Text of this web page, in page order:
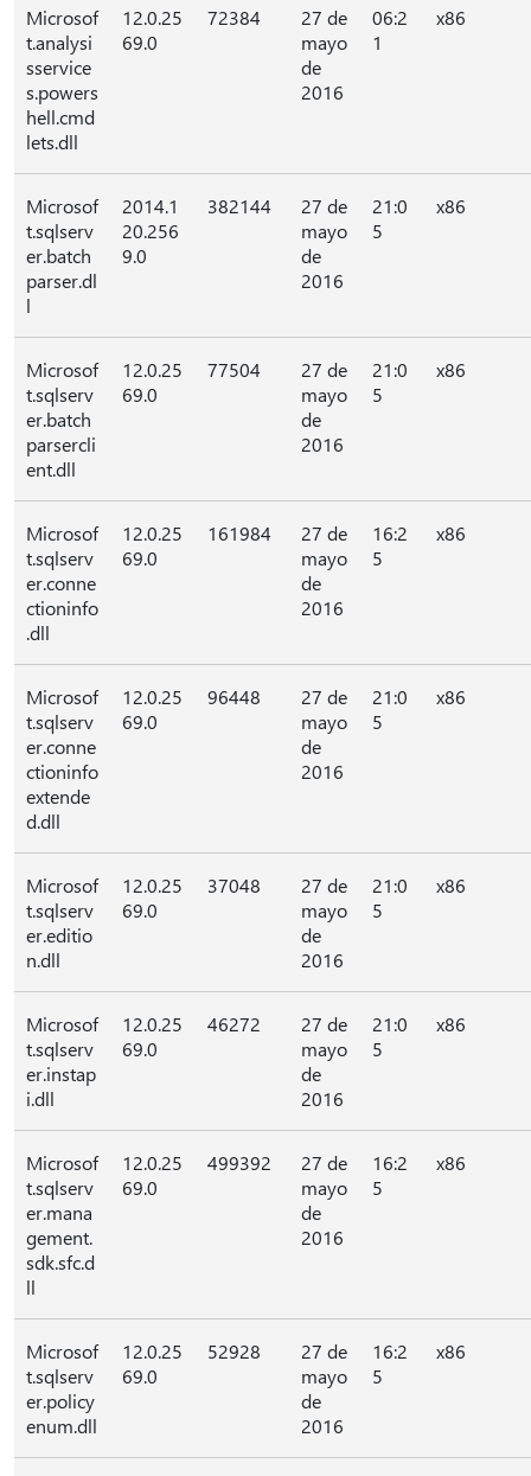
Microsof
t.analysi
sservice
s.powers
hell.cmd
lets.dll
12.0.25
69.0
72384
27 de
mayo
de
2016
06:2
1
x86
Microsof
t.sqlserv
er.batch
parser.dl
l
2014.1
20.256
9.0
382144
27 de
mayo
de
2016
21:0
5
x86
Microsof
t.sqlserv
er.batch
parsercli
ent.dll
12.0.25
69.0
77504
27 de
mayo
de
2016
21:0
5
x86
Microsof
t.sqlserv
er.conne
ctioninfo
.dll
12.0.25
69.0
161984
27 de
mayo
de
2016
16:2
5
x86
Microsof
t.sqlserv
er.conne
ctioninfo
extende
d.dll
12.0.25
69.0
96448
27 de
mayo
de
2016
21:0
5
x86
Microsof
t.sqlserv
er.editio
n.dll
12.0.25
69.0
37048
27 de
mayo
de
2016
21:0
5
x86
Microsof
t.sqlserv
er.instap
i.dll
12.0.25
69.0
46272
27 de
mayo
de
2016
21:0
5
x86
Microsof
t.sqlserv
er.mana
gement.
sdk.sfc.d
ll
12.0.25
69.0
499392
27 de
mayo
de
2016
16:2
5
x86
Microsof
t.sqlserv
er.policy
enum.dll
12.0.25
69.0
52928
27 de
mayo
de
2016
16:2
5
x86